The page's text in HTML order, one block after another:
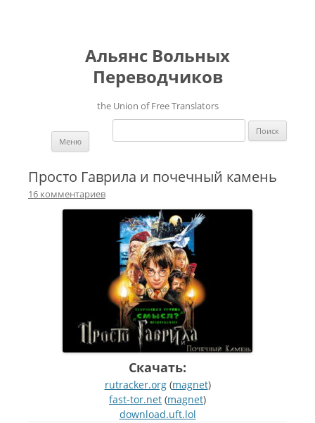
Альянс Вольных
Переводчиков
the Union of Free Translators
Найти:
Меню
Просто Гаврила и почечный камень
16 комментариев
Скачать:
rutracker.org(magnet)
fast-tor.net (magnet)
download.uft.lol